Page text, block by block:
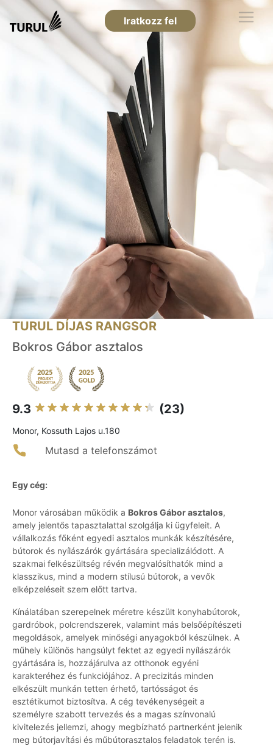
Iratkozz fel
TURUL DÍJAS RANGSOR
Bokros Gábor asztalos
9.3 (23)
Monor, Kossuth Lajos u.180
Mutasd a telefonszámot
Egy cég:
Monor városában működik a Bokros Gábor asztalos,
amely jelentős tapasztalattal szolgálja ki ügyfeleit. A
vállalkozás főként egyedi asztalos munkák készítésére,
bútorok és nyílászárók gyártására specializálódott. A
szakmai felkészültség révén megvalósíthatók mind a
klasszikus, mind a modern stílusú bútorok, a vevők
elképzeléseit szem előtt tartva.
Kínálatában szerepelnek méretre készült konyhabútorok,
gardróbok, polcrendszerek, valamint más belsőépítészeti
megoldások, amelyek minőségi anyagokból készülnek. A
műhely különös hangsúlyt fektet az egyedi nyílászárók
gyártására is, hozzájárulva az otthonok egyéni
karakteréhez és funkciójához. A precizitás minden
elkészült munkán tetten érhető, tartósságot és
esztétikumot biztosítva. A cég tevékenységeit a
személyre szabott tervezés és a magas színvonalú
kivitelezés jellemzi, ahogy megbízható partnerként jelenik
meg bútorjavítási és műbútorasztalos feladatok terén is.